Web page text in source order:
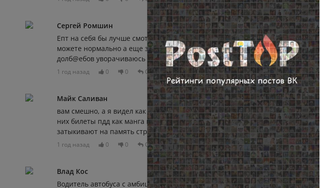
Сергей Ромшин
Епт на себя бы лучше смотрели. 😄 Сами ездить не умеют, вы ходить не
можете нормально а еще за руль садитесь🤣🤣 каждый день от вас
долб@ебов уворачиваюсь на автобусе чтоб не отправить вас на тот свет😄😄
1 год назад 0 0 Отвечать Пожаловаться
Майк Саливан
вам смешно, а я видел как они на права сдают. Они не умеют читать и для
них билеты пдд как манга в оригинале, картинка с иероглифами. Они просто
затыкивают на память строчки
1 год назад 0 0 Отвечать Пожаловаться
Влад Кос
Водитель автобуса с амбициями короля дорог это не есть хорошо